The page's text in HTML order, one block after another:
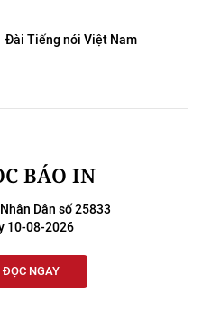
Đài Tiếng nói Việt Nam
BÁO IN
Dân số 25833
10-08-2026
ĐỌC NGAY